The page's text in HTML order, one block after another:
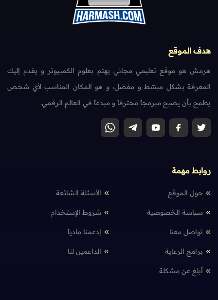
هدف الموقع
هرمش هو موقع تعليمي مجاني يهتم بعلوم الكمبيوتر و يقدم إليك
المعرفة بشكل مبسّط و مفصّل، و هو المكان المناسب لأي شخص
يطمح بأن يصبح مبرمجاً محترفاً و مبدعاً في العالم الرقمي.
روابط مهمة
حول الموقع الأسئلة الشائعة
سياسة الخصوصية شروط الإستخدام
تواصل معنا إدعمنا مادياً
برامج الرعاية الداعمين لنا
أبلغ عن مشكلة